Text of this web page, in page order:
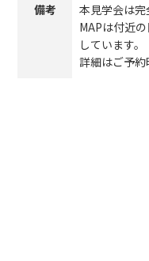
備考
本見学会は完
MAPは付近
しています。
詳細はご予約